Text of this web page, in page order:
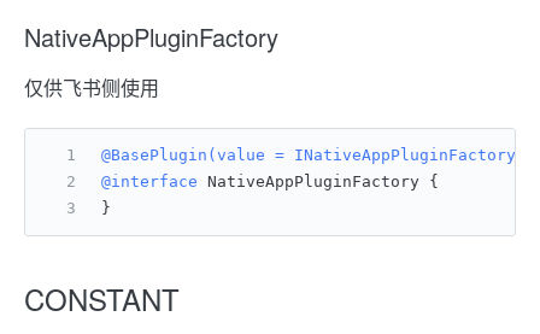
NativeAppPluginFactory
仅供飞书侧使用
@BasePlugin(value =
@interface NativeAppPluginFactory {
}
CONSTANT